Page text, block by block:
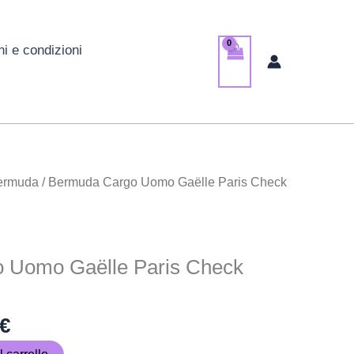
e condizioni
/ Bermuda Cargo Uomo Gaëlle Paris Check
Uomo Gaëlle Paris Check
€.
€
Il
39,00 €.